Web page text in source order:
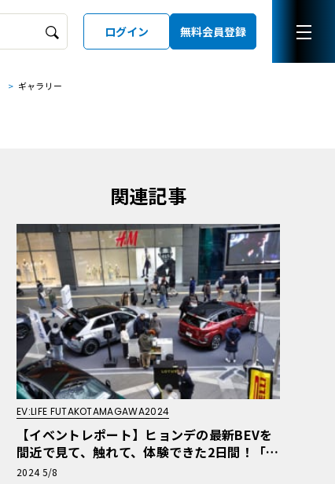
ログイン 無料会員登録
ギャラリー
関連記事
EV:LIFE FUTAKOTAMAGAWA2024
【イベントレポート】ヒョンデの最新BEVを
間近で見て、触れて、体験できた2日間！「E
V:LIFE 二子玉川2024 produced by ル・ボラ
2024 5/8